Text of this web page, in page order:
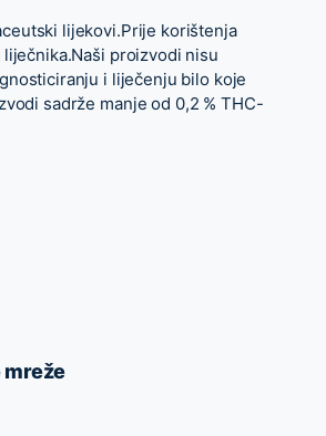
lijekovi.Prije korištenja
proizvodi nisu
i liječenju bilo koje
sadrže manje od 0,2 % THC-
mreže